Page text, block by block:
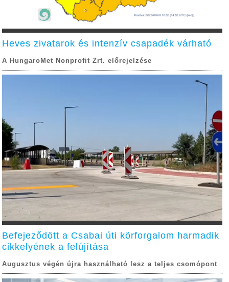
Heves zivatarok és intenzív csapadék várható
A HungaroMet Nonprofit Zrt. előrejelzése
Befejeződött a Csabai úti körforgalom harmadik
cikkelyének a felújítása
Augusztus végén újra használható lesz a teljes csomópont